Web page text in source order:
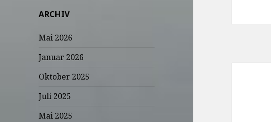
ARCHIV
Mai 2026
Januar 2026
Oktober 2025
Juli 2025
Mai 2025